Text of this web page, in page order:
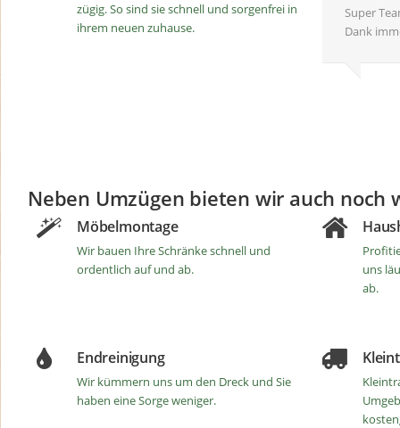
zügig. So sind sie schnell und sorgenfrei in
ihrem neuen zuhause.
Super
Dank
Vielen
Hilfe bei
zufrieden
Tolles
Super
gerne
Umzug
SJipp
Neben Umzügen bieten wir auch noch
Möbelmontage
Wir bauen Ihre Schränke schnell und
ordentlich auf und ab.
uns
ab.
Endreinigung
Wir kümmern uns um den Dreck und Sie
haben eine Sorge weniger.